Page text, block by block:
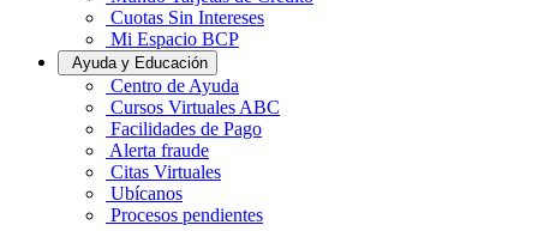
Cuotas Sin Intereses
Mi Espacio BCP
Ayuda y Educación
Centro de Ayuda
Cursos Virtuales ABC
Facilidades de Pago
Alerta fraude
Citas Virtuales
Ubícanos
Procesos pendientes